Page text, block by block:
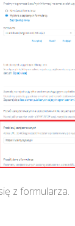
z formularza.